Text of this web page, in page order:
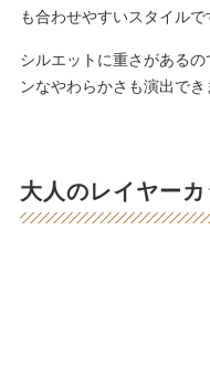
も合わせやすいスタイルで
シルエットに重さがある
ンなやわらかさも演出でき
大人のレイヤーカ